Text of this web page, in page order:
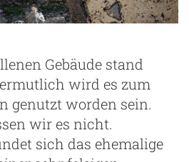
Gebäude stand
wird es zum
genutzt worden sein.
wir es nicht.
sich das ehemalige